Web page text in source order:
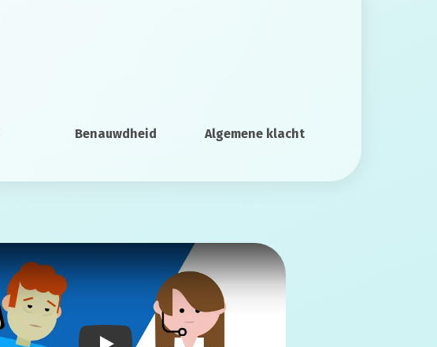
Benauwdheid Algemene klacht